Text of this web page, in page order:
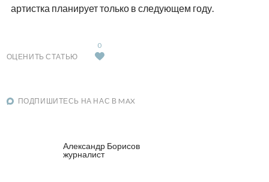
артистка планирует только в следующем году.
ОЦЕНИТЬ СТАТЬЮ
0
ПОДПИШИТЕСЬ НА НАС В MAX
Александр Борисов
журналист